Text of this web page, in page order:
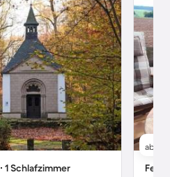
1 Schlafzimmer
ab